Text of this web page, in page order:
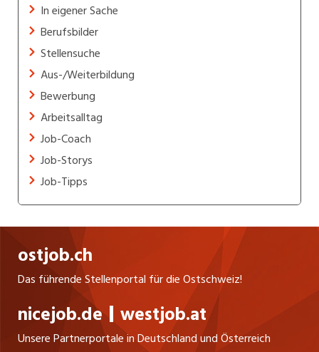
In eigener Sache
Berufsbilder
Stellensuche
Aus-/Weiterbildung
Bewerbung
Arbeitsalltag
Job-Coach
Job-Storys
Job-Tipps
ostjob.ch
Das führende Stellenportal für die Ostschweiz!
nicejob.de westjob.at
Unsere Partnerportale in Deutschland und Österreich